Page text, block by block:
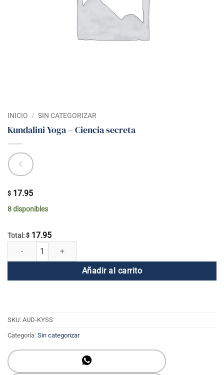
INICIO / SIN CATEGORIZAR
Kundalini Yoga – Ciencia secreta
$ 17.95
8 disponibles
Total: $ 17.95
Kundalini Yoga - Ciencia secreta cantidad
Añadir al carrito
SKU: AUD-KYSS
Categoría: Sin categorizar